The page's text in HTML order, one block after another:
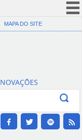
(COVID-19)
Canais
MAPA DO SITE